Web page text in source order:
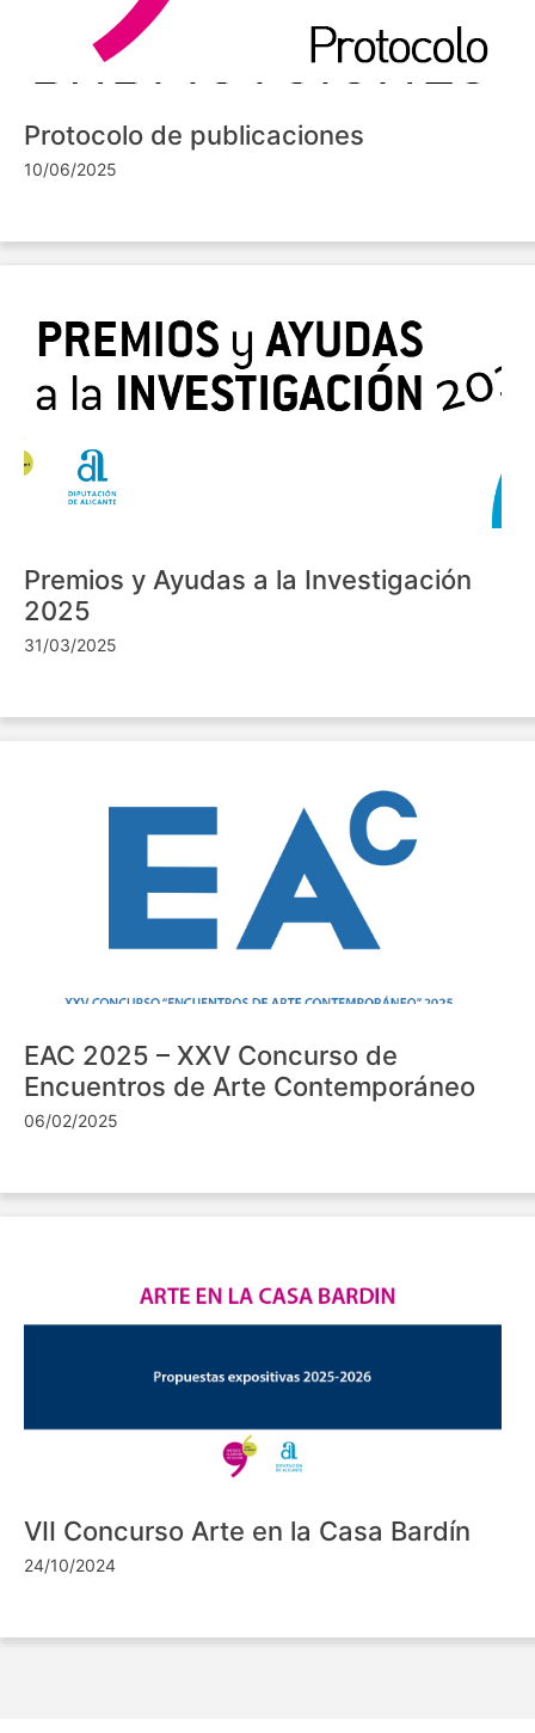
Protocolo de publicaciones
10/06/2025
Premios y Ayudas a la Investigación
2025
31/03/2025
EAC 2025 – XXV Concurso de
Encuentros de Arte Contemporáneo
06/02/2025
VII Concurso Arte en la Casa Bardín
24/10/2024